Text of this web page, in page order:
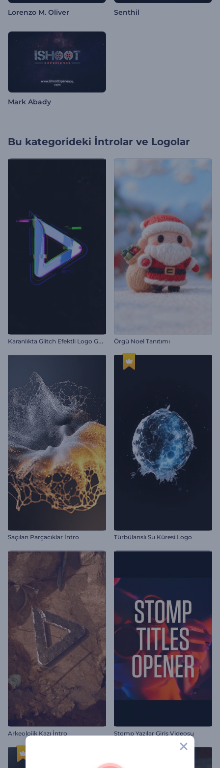
Lorenzo M. Oliver Senthil
Mark Abady
Bu kategorideki İntrolar ve Logolar
K
aranlıkta Glitch Efektli Logo Gösterimi Örgü Noel Tanıtımı
Saçılan Parçacıklar İntro Türbülanslı Su Küresi Logo
Arkeolojik Kazı İntro Stomp Yazılar Giriş Videosu